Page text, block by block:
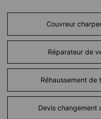
Couvreur
Réparateur de
Réhaussement
Devis changement